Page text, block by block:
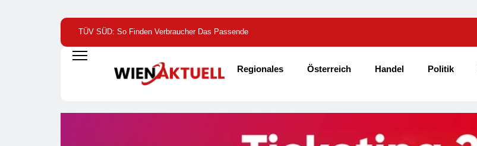
TÜV SÜD: So Finden Verbraucher Das Passende
Laserentfernungsmessgerät
Weitet Sich Aus“
Regionales Österreich Handel Politik